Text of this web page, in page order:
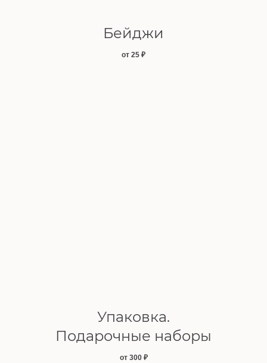
Бейджи
от 25 ₽
Упаковка.
Подарочные наборы
от 300 ₽